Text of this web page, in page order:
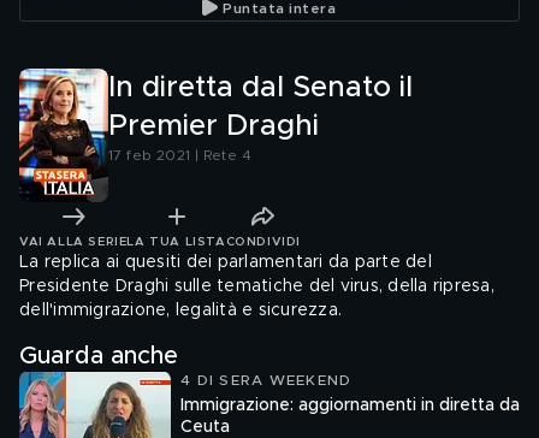
Puntata intera
In diretta dal Senato il
Premier Draghi
17 feb 2021 | Rete 4
VAI ALLA SERIE LA TUA LISTA CONDIVIDI
La replica ai quesiti dei parlamentari da parte del
Presidente Draghi sulle tematiche del virus, della ripresa,
dell'immigrazione, legalità e sicurezza.
Guarda anche
4 DI SERA WEEKEND
Immigrazione: aggiornamenti in diretta da
Ceuta